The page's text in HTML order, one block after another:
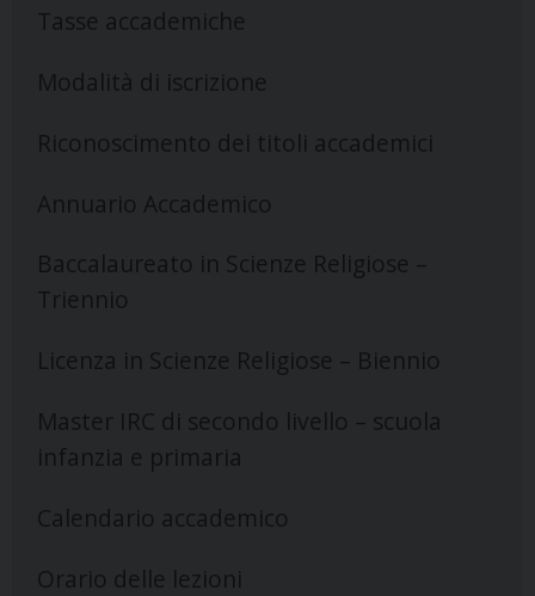
Tasse accademiche
Modalità di iscrizione
Riconoscimento dei titoli accademici
Annuario Accademico
Baccalaureato in Scienze Religiose –
Triennio
Licenza in Scienze Religiose – Biennio
Master IRC di secondo livello – scuola
infanzia e primaria
Calendario accademico
Orario delle lezioni